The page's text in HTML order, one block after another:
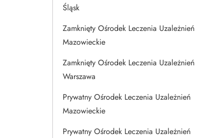
Śląsk
Zamknięty Ośrodek Leczenia Uzależnień
Mazowieckie
Zamknięty Ośrodek Leczenia Uzależnień
Warszawa
Prywatny Ośrodek Leczenia Uzależnień
Mazowieckie
Prywatny Ośrodek Leczenia Uzależnień